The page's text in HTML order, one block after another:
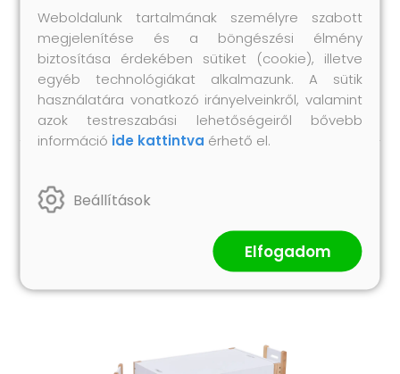
1 db asztal
2 db szék
FIGYELMEZTETÉS: 36 hónapnál idősebb
gyermekek számára.
Hasonló termékek
Weboldalunk tartalmának személyre szabott
megjelenítése és a böngészési élmény
biztosítása érdekében sütiket (cookie), illetve
egyéb technológiákat alkalmazunk. A sütik
használatára vonatkozó irányelveinkről, valamint
azok testreszabási lehetőségeiről bővebb
információ ide kattintva érhető el.
Beállítások
Elfogadom